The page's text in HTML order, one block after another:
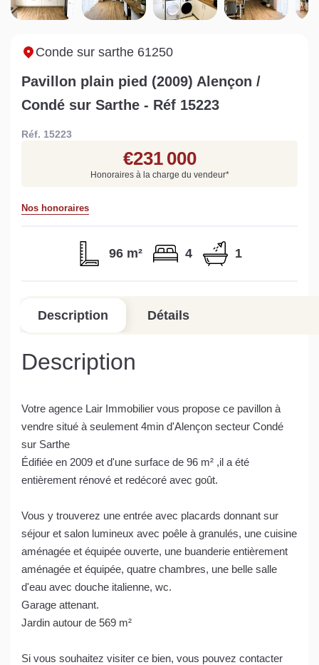
Sarthe pour booster sa
vente
quelles sont les
conséquences ?
Estimez votre bien en ligne.
en quelques clics.
Conde sur sarthe 61250
Pavillon plain pied (2009) Alençon /
Condé sur Sarthe - Réf 15223
Réf. 15223
€231 000
Honoraires à la charge du vendeur*
Nos honoraires
96 m² 4 1
Description Détails
Description
Votre agence Lair Immobilier vous propose ce pavillon à
vendre situé à seulement 4min d'Alençon secteur Condé
sur Sarthe
Édifiée en 2009 et d'une surface de 96 m² ,il a été
entièrement rénové et redécoré avec goût.
Vous y trouverez une entrée avec placards donnant sur
séjour et salon lumineux avec poêle à granulés, une cuisine
aménagée et équipée ouverte, une buanderie entièrement
aménagée et équipée, quatre chambres, une belle salle
d'eau avec douche italienne, wc.
Garage attenant.
Jardin autour de 569 m²
Si vous souhaitez visiter ce bien, vous pouvez contacter